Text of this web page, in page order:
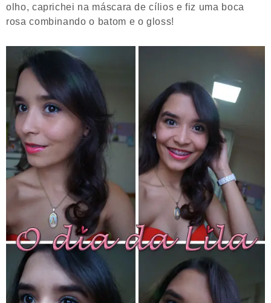
olho, caprichei na máscara de cílios e fiz uma boca
rosa combinando o batom e o gloss!